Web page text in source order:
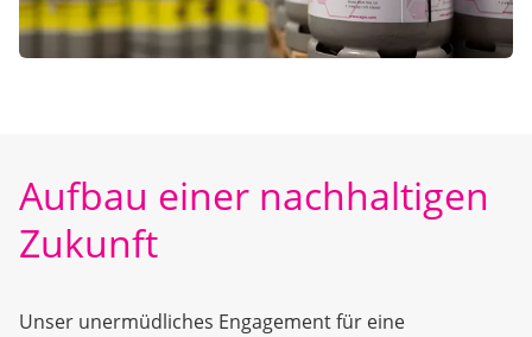
Aufbau einer nachhaltigen
Zukunft
Unser unermüdliches Engagement für eine